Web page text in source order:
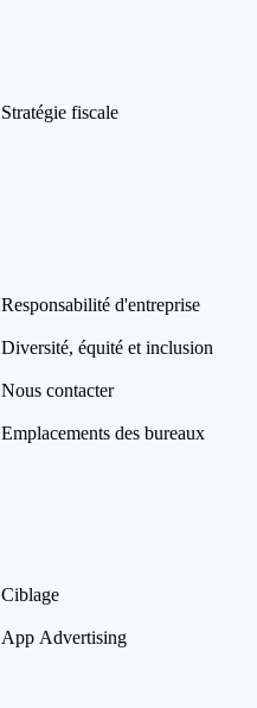
Stratégie fiscale
Responsabilité d'entreprise
Diversité, équité et inclusion
Nous contacter
Emplacements des bureaux
Ciblage
App Advertising